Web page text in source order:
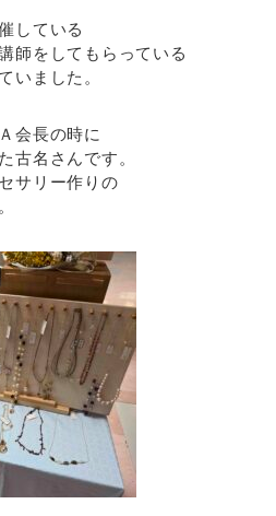
している
師をしてもらっている
いました。
会長の時に
古名さんです。
サリー作りの